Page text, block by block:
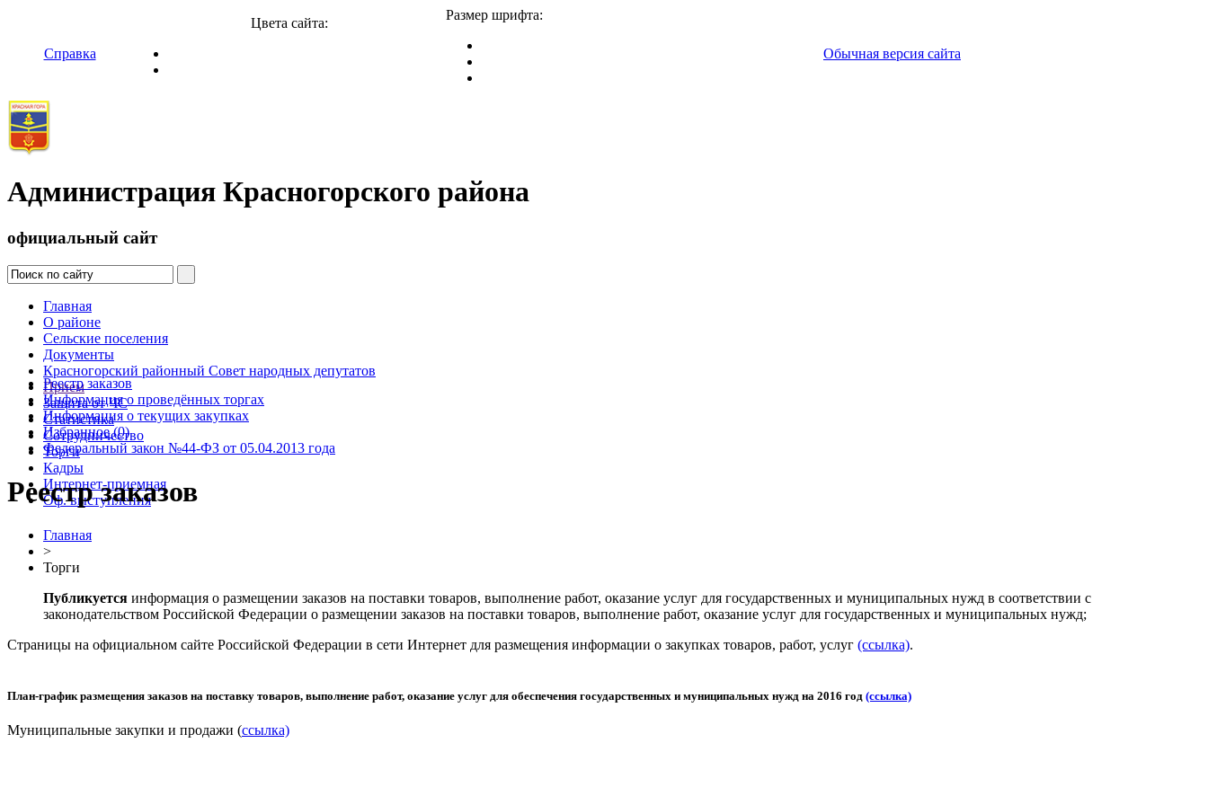
Справка
Цвета сайта:
Размер шрифта:
Обычная версия сайта
Администрация Красногорского района
официальный сайт
Главная
О районе
Сельские поселения
Документы
Красногорский районный Совет народных депутатов
Прием
Защита от ЧС
Статистика
Сотрудничество
Торги
Кадры
Интернет-приемная
Оф. выступления
Реестр заказов
Информация о проведённых торгах
Информация о текущих закупках
Избранное (0)
Федеральный закон №44-ФЗ от 05.04.2013 года
Реестр заказов
Главная
>
Торги
Публикуется информация о размещении заказов на поставки товаров, выполнение работ, оказание услуг для государственных и муниципальных нужд в соответствии с
законодательством Российской Федерации о размещении заказов на поставки товаров, выполнение работ, оказание услуг для государственных и муниципальных нужд;
Страницы на официальном сайте Российской Федерации в сети Интернет для размещения информации о закупках товаров, работ, услуг (ссылка).
План-график размещения заказов на поставку товаров, выполнение работ, оказание услуг для обеспечения государственных и муниципальных нужд на 2016 год (ссылка)
Муниципальные закупки и продажи (ссылка)